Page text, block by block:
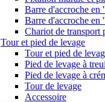
Barre d'accroche en
Barre d'accroche en
Chariot de transport
Tour et pied de levage
Tour et pied de
Pied de levage à
Pied de levage à
Tour de levage
Accessoire